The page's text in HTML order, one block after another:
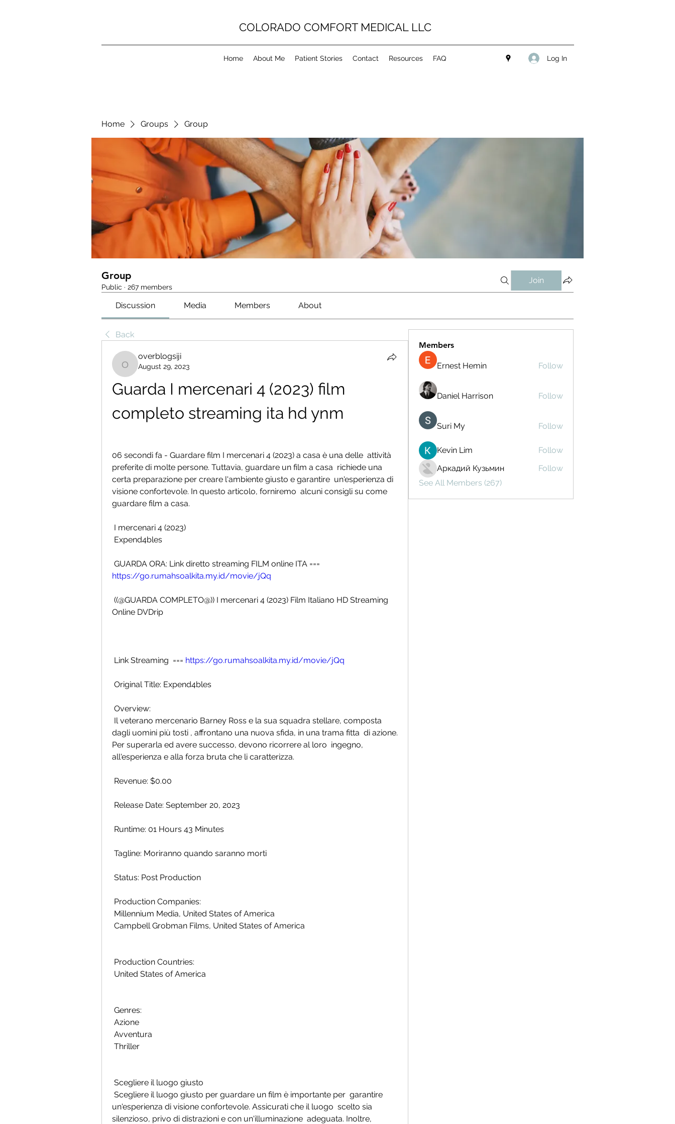
COLORADO COMFORT MEDICAL LLC
Home About Me Patient Stories Contact Resources FAQ Log In
Home Groups Group
Group
Public · 267 members
Join
Discussion Media Members About
Back
overblogsiji
overblogsiji
August 29, 2023
Guarda I mercenari 4 (2023) film
completo streaming ita hd ynm
06 secondi fa - Guardare film I mercenari 4 (2023) a casa è una delle  attività
preferite di molte persone. Tuttavia, guardare un film a casa  richiede una
certa preparazione per creare l'ambiente giusto e garantire  un'esperienza di
visione confortevole. In questo articolo, forniremo  alcuni consigli su come
guardare film a casa.
I mercenari 4 (2023)
Expend4bles
https://go.rumahsoalkita.my.id/movie/jQq
Online DVDrip
Link Streaming  === https://go.rumahsoalkita.my.id/movie/jQq
Original Title: Expend4bles
Overview:
dagli uomini più tosti , affrontano una nuova sfida, in una trama fitta  di azione.
Per superarla ed avere successo, devono ricorrere al loro  ingegno,
all'esperienza e alla forza bruta che li caratterizza.
Revenue: $0.00
Release Date: September 20, 2023
Runtime: 01 Hours 43 Minutes
Tagline: Moriranno quando saranno morti
Status: Post Production
Production Companies:
Millennium Media, United States of America
Campbell Grobman Films, United States of America
Production Countries:
United States of America
Genres:
Azione
Avventura
Thriller
Scegliere il luogo giusto
un'esperienza di visione confortevole. Assicurati che il luogo  scelto sia
silenzioso, privo di distrazioni e con un'illuminazione  adeguata. Inoltre,
Members
Ernest Hemin Follow
Daniel Harrison Follow
Suri My Follow
Kevin Lim
Follow
Аркадий Кузьмин
Follow
See All Members (267)